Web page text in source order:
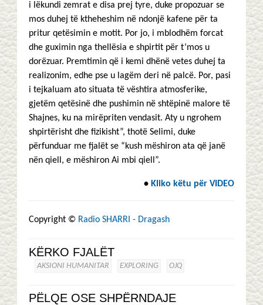
i lëkundi zemrat e disa prej tyre, duke propozuar se
mos duhej të ktheheshim në ndonjë kafene për ta
pritur qetësimin e motit. Por jo, i mblodhëm forcat
dhe guximin nga thellësia e shpirtit për t’mos u
dorëzuar. Premtimin që i kemi dhënë vetes duhej ta
realizonim, edhe pse u lagëm deri në palcë. Por, pasi
i tejkaluam ato situata të vështira atmosferike,
gjetëm qetësinë dhe pushimin në shtëpinë malore të
Shajnes, ku na mirëpriten vendasit. Aty u ngrohem
shpirtërisht dhe fizikisht”, thotë Selimi, duke
përfunduar me fjalët se “kush mëshiron ata që janë
nën qiell, e mëshiron Ai mbi qiell”.
• Kliko këtu për VIDEO
Copyright © Radio SHARRI - Dragash
KËRKO FJALËT
AKSIONI HUMANITAR EXPLORING OJQ
PËLQE OSE SHPËRNDAJE